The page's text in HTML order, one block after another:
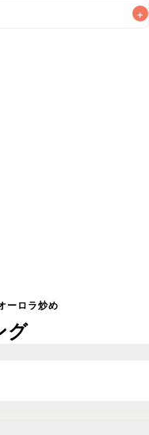
+
るべくお早めにお召
ーロラ炒め
グ